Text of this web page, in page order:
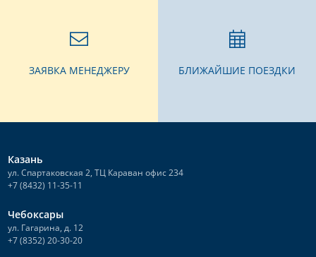
ЗАЯВКА МЕНЕДЖЕРУ БЛИЖАЙШИЕ ПОЕЗДКИ
Казань
ул. Спартаковская 2, ТЦ Караван офис 234
+7 (8432) 11-35-11
Чебоксары
ул. Гагарина, д. 12
+7 (8352) 20-30-20